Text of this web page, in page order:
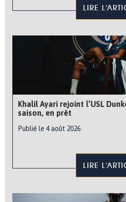
LIRE
Khalil Ayari rejoint l’USL
saison, en prêt
Publié le 4 août 2026
LIRE